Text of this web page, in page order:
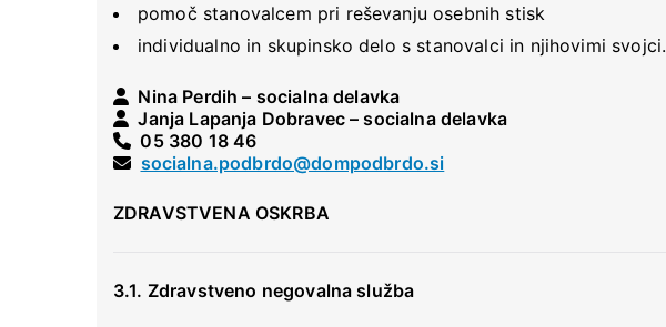
pomoč stanovalcem pri reševanju osebnih stisk
individualno in skupinsko delo s stanovalci in njihovimi svojci.
Nina Perdih – socialna delavka
Janja Lapanja Dobravec – socialna delavka
05 380 18 46
socialna.podbrdo@dompodbrdo.si
ZDRAVSTVENA OSKRBA
3.1. Zdravstveno negovalna služba